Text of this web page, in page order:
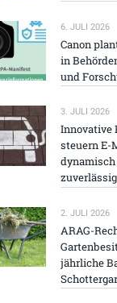
6. JULI 2026
Canon
in
und
3. JULI 2026
Innovative
steuern
zuverlässig
2. JULI 2026
ARAG-
jährliche